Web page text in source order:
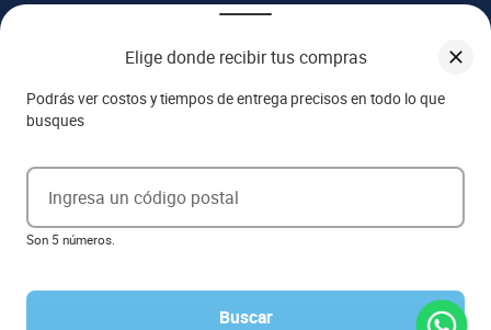
Elige donde recibir tus compras
Podrás ver costos y tiempos de entrega precisos en todo lo que
busques
Ingresa un código postal
Son 5 números.
Buscar
Acerca de ITALIKA
Aviso de privacidad
Ejerce tus derechos ARCO
Términos y condiciones
Las promociones dewww.italika.mxpueden diferir de las promociones publicadas en tienda. El
formato de los precios puede verse afectado por las configuraciones y diferencia de navegadores